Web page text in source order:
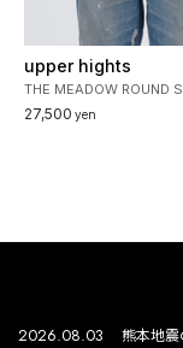
upper hights
THE MEADOW ROUND
27,500 yen
2026.08.03 熊本地震